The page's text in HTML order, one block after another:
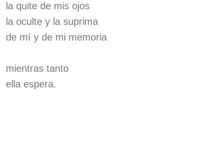
la quite de mis ojos
la oculte y la suprima
de mí y de mi memoria
mientras tanto
ella espera.